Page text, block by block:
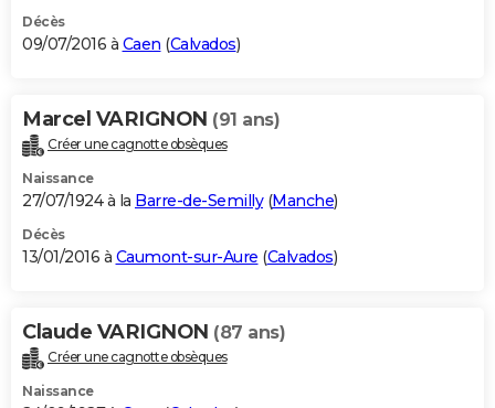
Décès
09/07/2016 à Caen (Calvados)
Marcel VARIGNON (91 ans)
Créer une cagnotte obsèques
Naissance
27/07/1924 à la Barre-de-Semilly(Manche)
Décès
13/01/2016 à Caumont-sur-Aure (Calvados)
Claude VARIGNON (87 ans)
Créer une cagnotte obsèques
Naissance